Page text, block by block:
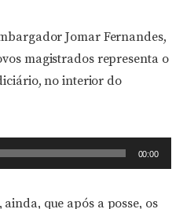
Jomar Fernandes,
magistrados representa o
no interior do
00:00
que após a posse, os